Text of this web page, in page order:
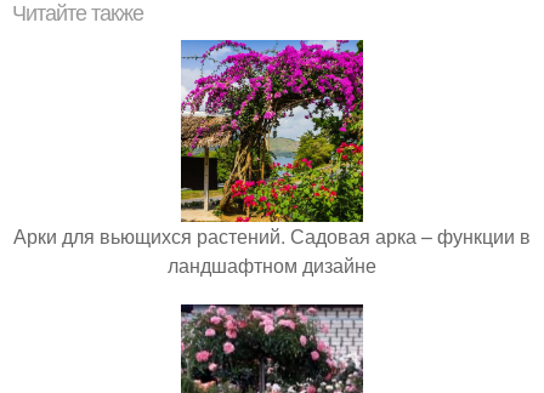
Читайте также
Арки для вьющихся растений. Садовая арка – функции в
ландшафтном дизайне